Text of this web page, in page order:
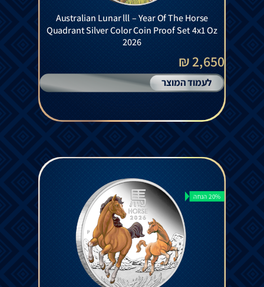
Australian Lunar lll – Year Of The Horse
Quadrant Silver Color Coin Proof Set 4x1 Oz
2026
2,650 ₪
לעמוד המוצר
20% הנחה